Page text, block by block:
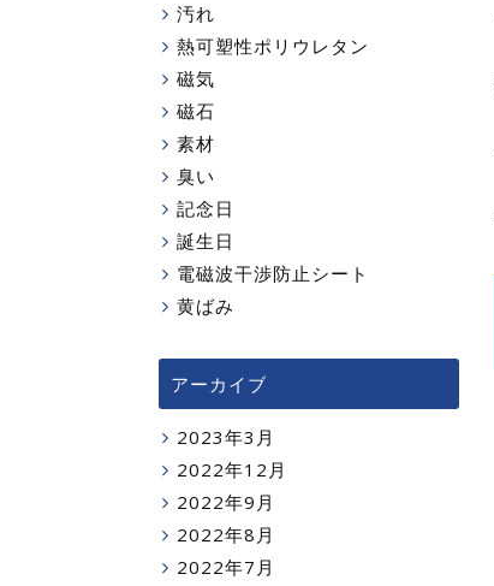
汚れ
熱可塑性ポリウレタン
磁気
磁石
素材
臭い
記念日
誕生日
電磁波干渉防止シート
黄ばみ
アーカイブ
2023年3月
2022年12月
2022年9月
2022年8月
2022年7月